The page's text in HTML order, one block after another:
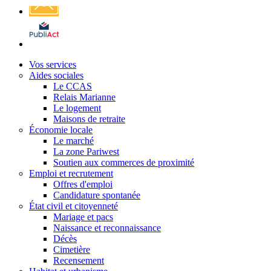
Affichage
légal
Vos services
Aides sociales
Le CCAS
Relais Marianne
Le logement
Maisons de retraite
Économie locale
Le marché
La zone Pariwest
Soutien aux commerces de proximité
Emploi et recrutement
Offres d'emploi
Candidature spontanée
État civil et citoyenneté
Mariage et pacs
Naissance et reconnaissance
Décès
Cimetière
Recensement